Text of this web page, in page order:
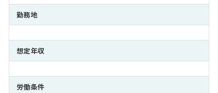
勤務地
想定年収
労働条件